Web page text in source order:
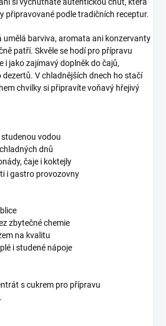
připravované podle tradičních receptur.
umělá barviva, aromata ani konzervanty
patří. Skvěle se hodí pro přípravu
i jako zajímavý doplněk do čajů,
V chladnějších dnech ho stačí
chvilky si připravíte voňavý hřejivý
vodou
dnů
čaje i koktejly
i gastro provozovny
zbytečné chemie
na kvalitu
i studené nápoje
s cukrem pro přípravu